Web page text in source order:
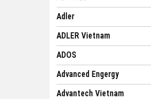
Adler
ADLER Vietnam
ADOS
Advanced Engergy
Advantech Vietnam